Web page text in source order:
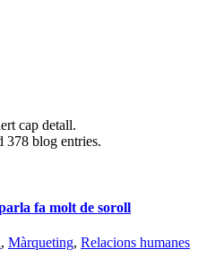
cap detall.
378 blog entries.
fa molt de soroll
, Màrqueting, Relacions humanes